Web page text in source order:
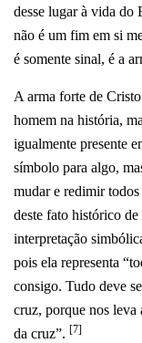
desse lugar à vida do
não é um fim em si
é somente sinal, é a
A arma forte de
homem na história,
igualmente presente
símbolo para algo,
mudar e redimir
deste fato histórico
interpretação
pois ela representa
consigo. Tudo deve
cruz, porque nos leva
da cruz”. [7]